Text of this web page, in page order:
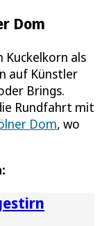
Dom
als
auf Künstler
Brings.
Rundfahrt mit
Dom, wo